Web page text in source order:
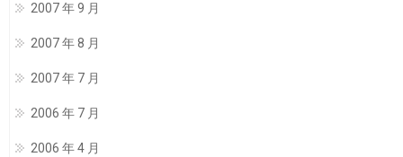
2007 年 9 月
2007 年 8 月
2007 年 7 月
2006 年 7 月
2006 年 4 月